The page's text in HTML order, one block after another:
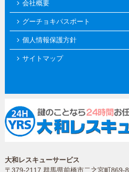
会社概要
グーチョキパスポート
個人情報保護方針
サイトマップ
大和レスキューサービス
〒379-2117 群馬県前橋市二之宮町869-8